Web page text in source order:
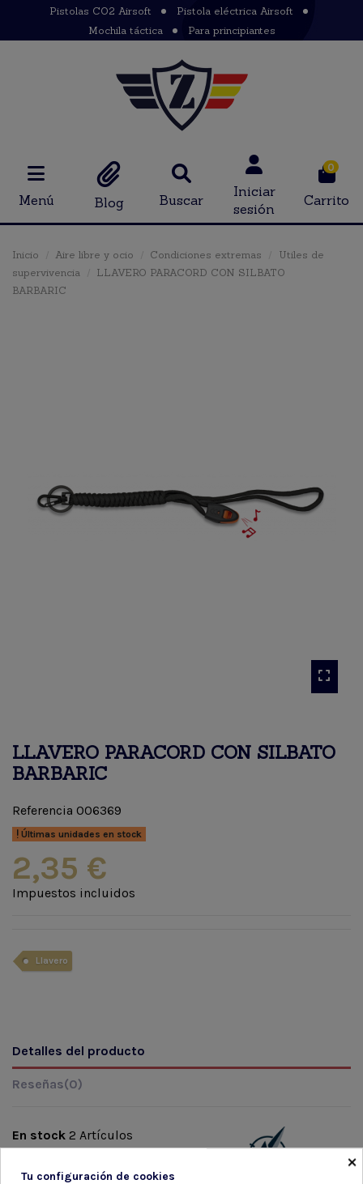
Pistolas CO2 Airsoft
Pistola eléctrica Airsoft
Mochila táctica
Para principiantes
Menú Blog Buscar
Iniciar
sesión
0
Carrito
Inicio Aire libre y ocio Condiciones extremas
Utiles de
supervivencia
LLAVERO PARACORD CON SILBATO
BARBARIC
LLAVERO PARACORD CON SILBATO
BARBARIC
Referencia 006369
Últimas unidades en stock
2,35 €
Impuestos incluidos
Llavero
Detalles del producto
Reseñas(0)
En stock 2 Artículos
×
Tu configuración de cookies